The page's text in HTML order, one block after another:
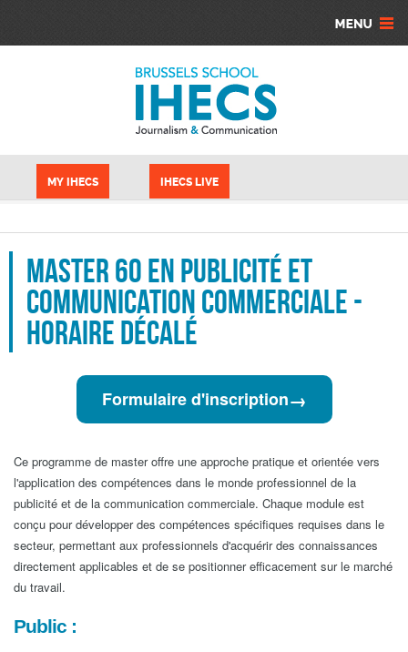
MY IHECS IHECS LIVE
Master 60 en Publicité et
Communication commerciale -
Horaire décalé
Formulaire d'inscription→
Ce programme de master offre une approche pratique et orientée vers
l'application des compétences dans le monde professionnel de la
publicité et de la communication commerciale. Chaque module est
conçu pour développer des compétences spécifiques requises dans le
secteur, permettant aux professionnels d'acquérir des connaissances
directement applicables et de se positionner efficacement sur le marché
du travail.
Public :